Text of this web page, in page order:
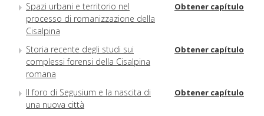
Spazi urbani e territorio nel
processo di romanizzazione della
Cisalpina
Obtener capítulo
Storia recente degli studi sui
complessi forensi della Cisalpina
romana
Obtener capítulo
Il foro di Segusium e la nascita di
una nuova città
Obtener capítulo